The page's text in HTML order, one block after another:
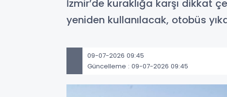
İzmir’de kuraklığa karşı dikkat
yeniden kullanılacak, otobüs
09-07-2026 09:45
Güncelleme : 09-07-2026 09:45